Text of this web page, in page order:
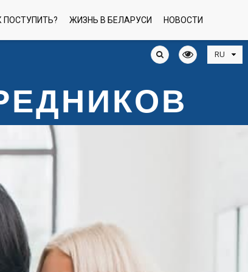
ПОСТУПИТЬ? ЖИЗНЬ В БЕЛАРУСИ НОВОСТИ